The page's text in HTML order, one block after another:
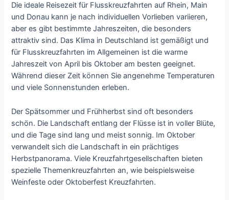
Die ideale Reisezeit für Flusskreuzfahrten auf Rhein, Main
und Donau kann je nach individuellen Vorlieben variieren,
aber es gibt bestimmte Jahreszeiten, die besonders
attraktiv sind. Das Klima in Deutschland ist gemäßigt und
für Flusskreuzfahrten im Allgemeinen ist die warme
Jahreszeit von April bis Oktober am besten geeignet.
Während dieser Zeit können Sie angenehme Temperaturen
und viele Sonnenstunden erleben.
Der Spätsommer und Frühherbst sind oft besonders
schön. Die Landschaft entlang der Flüsse ist in voller Blüte,
und die Tage sind lang und meist sonnig. Im Oktober
verwandelt sich die Landschaft in ein prächtiges
Herbstpanorama. Viele Kreuzfahrtgesellschaften bieten
spezielle Themenkreuzfahrten an, wie beispielsweise
Weinfeste oder Oktoberfest Kreuzfahrten.